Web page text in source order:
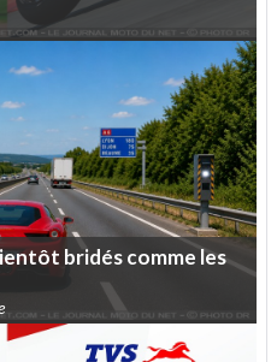
bridéscommeles